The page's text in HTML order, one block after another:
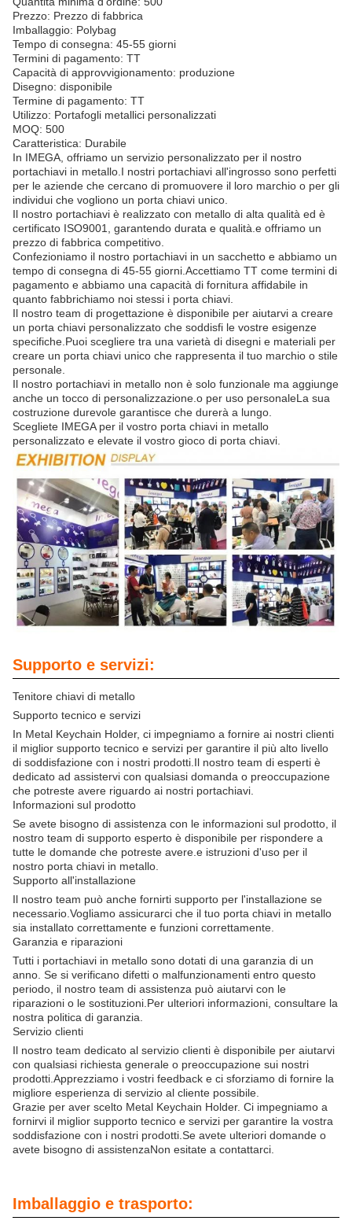
Prezzo: Prezzo di fabbrica
Imballaggio: Polybag
Tempo di consegna: 45-55 giorni
Termini di pagamento: TT
Capacità di approvvigionamento: produzione
Disegno: disponibile
Termine di pagamento: TT
Utilizzo: Portafogli metallici personalizzati
MOQ: 500
Caratteristica: Durabile
In IMEGA, offriamo un servizio personalizzato per il nostro
portachiavi in metallo.I nostri portachiavi all'ingrosso sono perfetti
per le aziende che cercano di promuovere il loro marchio o per gli
individui che vogliono un porta chiavi unico.
Il nostro portachiavi è realizzato con metallo di alta qualità ed è
certificato ISO9001, garantendo durata e qualità.e offriamo un
prezzo di fabbrica competitivo.
Confezioniamo il nostro portachiavi in un sacchetto e abbiamo un
tempo di consegna di 45-55 giorni.Accettiamo TT come termini di
pagamento e abbiamo una capacità di fornitura affidabile in
quanto fabbrichiamo noi stessi i porta chiavi.
Il nostro team di progettazione è disponibile per aiutarvi a creare
un porta chiavi personalizzato che soddisfi le vostre esigenze
specifiche.Puoi scegliere tra una varietà di disegni e materiali per
creare un porta chiavi unico che rappresenta il tuo marchio o stile
personale.
Il nostro portachiavi in metallo non è solo funzionale ma aggiunge
anche un tocco di personalizzazione.o per uso personaleLa sua
costruzione durevole garantisce che durerà a lungo.
Scegliete IMEGA per il vostro porta chiavi in metallo
personalizzato e elevate il vostro gioco di porta chiavi.
Supporto e servizi:
Tenitore chiavi di metallo
Supporto tecnico e servizi
In Metal Keychain Holder, ci impegniamo a fornire ai nostri clienti
il miglior supporto tecnico e servizi per garantire il più alto livello
di soddisfazione con i nostri prodotti.Il nostro team di esperti è
dedicato ad assistervi con qualsiasi domanda o preoccupazione
che potreste avere riguardo ai nostri portachiavi.
Informazioni sul prodotto
Se avete bisogno di assistenza con le informazioni sul prodotto, il
nostro team di supporto esperto è disponibile per rispondere a
tutte le domande che potreste avere.e istruzioni d'uso per il
nostro porta chiavi in metallo.
Supporto all'installazione
Il nostro team può anche fornirti supporto per l'installazione se
necessario.Vogliamo assicurarci che il tuo porta chiavi in metallo
sia installato correttamente e funzioni correttamente.
Garanzia e riparazioni
Tutti i portachiavi in metallo sono dotati di una garanzia di un
anno. Se si verificano difetti o malfunzionamenti entro questo
periodo, il nostro team di assistenza può aiutarvi con le
riparazioni o le sostituzioni.Per ulteriori informazioni, consultare la
nostra politica di garanzia.
Servizio clienti
Il nostro team dedicato al servizio clienti è disponibile per aiutarvi
con qualsiasi richiesta generale o preoccupazione sui nostri
prodotti.Apprezziamo i vostri feedback e ci sforziamo di fornire la
migliore esperienza di servizio al cliente possibile.
Grazie per aver scelto Metal Keychain Holder. Ci impegniamo a
fornirvi il miglior supporto tecnico e servizi per garantire la vostra
soddisfazione con i nostri prodotti.Se avete ulteriori domande o
avete bisogno di assistenzaNon esitate a contattarci.
Imballaggio e trasporto: